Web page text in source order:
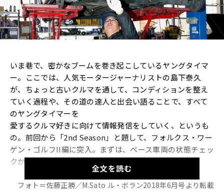
いま巷で、密かなブームを巻き起こしているヤングタイマ
ー。ここでは、人気モータージャーナリストの島下泰久
が、ちょっと古いクルマを通して、コンディションを整え
ていく過程や、その道の達人と出会い語ることで、すべて
のヤングタイマーを
愛するクルマ好きに向けて情報発信をしていく、というも
の。前回から「2nd Season」と題して、フォルクス・ワー
ゲン・ゴルフII編に突入。まずは、ベース車両の状態チェッ
クから！
全文を読む
フォト＝佐藤正勝／M.Sato ル・ボラン2018年6月号より転載